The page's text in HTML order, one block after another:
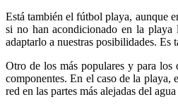
Está también el fútbol playa, aunque
si no han acondicionado en la playa
adaptarlo a nuestras posibilidades. Es
Otro de los más populares y para los
componentes. En el caso de la playa,
red en las partes más alejadas del